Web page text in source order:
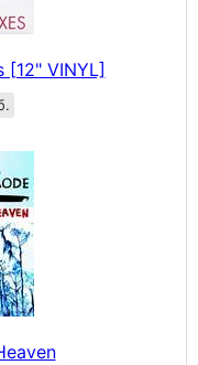
[12" VINYL]